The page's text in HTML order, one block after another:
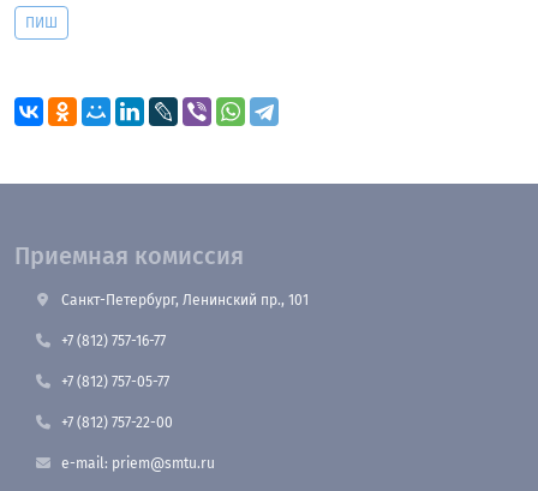
ПИШ
Приемная комиссия
Санкт-Петербург, Ленинский пр., 101
+7 (812) 757-16-77
+7 (812) 757-05-77
+7 (812) 757-22-00
e-mail: priem@smtu.ru